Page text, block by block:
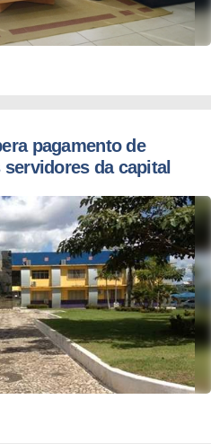
pagamento de
da capital